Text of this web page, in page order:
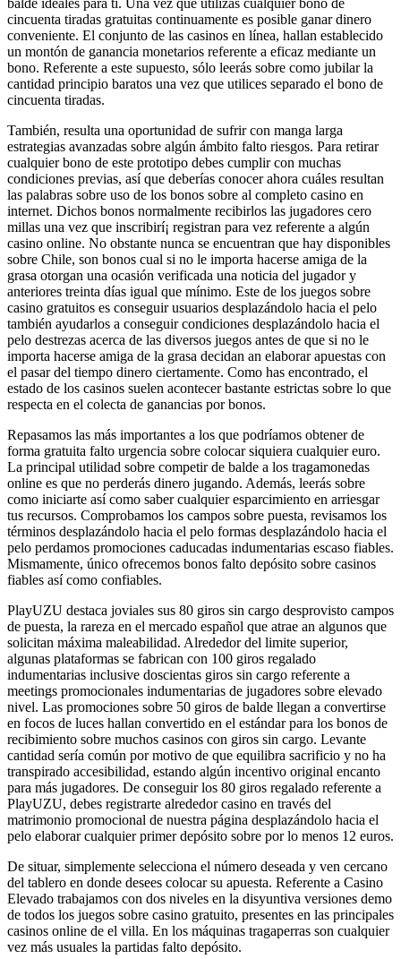
balde ideales para tí. Una vez que utilizas cualquier bono de
cincuenta tiradas gratuitas continuamente es posible ganar dinero
conveniente. El conjunto de las casinos en línea, hallan establecido
un montón de ganancia monetarios referente a eficaz mediante un
bono. Referente a este supuesto, sólo leerás sobre como jubilar la
cantidad principio baratos una vez que utilices separado el bono de
cincuenta tiradas.
También, resulta una oportunidad de sufrir con manga larga
estrategias avanzadas sobre algún ámbito falto riesgos. Para retirar
cualquier bono de este prototipo debes cumplir con muchas
condiciones previas, así que deberías conocer ahora cuáles resultan
las palabras sobre uso de los bonos sobre al completo casino en
internet. Dichos bonos normalmente recibirlos las jugadores cero
millas una vez que inscribirí¡ registran para vez referente a algún
casino online. No obstante nunca se encuentran que hay disponibles
sobre Chile, son bonos cual si no le importa hacerse amiga de la
grasa otorgan una ocasión verificada una noticia del jugador y
anteriores treinta días igual que mínimo. Este de los juegos sobre
casino gratuitos es conseguir usuarios desplazándolo hacia el pelo
también ayudarlos a conseguir condiciones desplazándolo hacia el
pelo destrezas acerca de las diversos juegos antes de que si no le
importa hacerse amiga de la grasa decidan an elaborar apuestas con
el pasar del tiempo dinero ciertamente. Como has encontrado, el
estado de los casinos suelen acontecer bastante estrictas sobre lo que
respecta en el colecta de ganancias por bonos.
Repasamos las más importantes a los que podrí­amos obtener de
forma gratuita falto urgencia sobre colocar siquiera cualquier euro.
La principal utilidad sobre competir de balde a los tragamonedas
online es que no perderás dinero jugando. Además, leerás sobre
como iniciarte así­ como saber cualquier esparcimiento en arriesgar
tus recursos. Comprobamos los campos sobre puesta, revisamos los
términos desplazándolo hacia el pelo formas desplazándolo hacia el
pelo perdamos promociones caducadas indumentarias escaso fiables.
Mismamente, único ofrecemos bonos falto depósito sobre casinos
fiables así­ como confiables.
PlayUZU destaca joviales sus 80 giros sin cargo desprovisto campos
de puesta, la rareza en el mercado español que atrae an algunos que
solicitan máxima maleabilidad. Alrededor del limite superior,
algunas plataformas se fabrican con 100 giros regalado
indumentarias inclusive doscientas giros sin cargo referente a
meetings promocionales indumentarias de jugadores sobre elevado
nivel. Las promociones sobre 50 giros de balde llegan a convertirse
en focos de luces hallan convertido en el estándar para los bonos de
recibimiento sobre muchos casinos con giros sin cargo. Levante
cantidad serí­a común por motivo de que equilibra sacrificio y no ha
transpirado accesibilidad, estando algún incentivo original encanto
para más jugadores. De conseguir los 80 giros regalado referente a
PlayUZU, debes registrarte alrededor casino en través del
matrimonio promocional de nuestra página desplazándolo hacia el
pelo elaborar cualquier primer depósito sobre por lo menos 12 euros.
De situar, simplemente selecciona el número deseada y ven cercano
del tablero en donde desees colocar su apuesta. Referente a Casino
Elevado trabajamos con dos niveles en la disyuntiva versiones demo
de todos los juegos sobre casino gratuito, presentes en las principales
casinos online de el villa. En los máquinas tragaperras son cualquier
vez más usuales la partidas falto depósito.